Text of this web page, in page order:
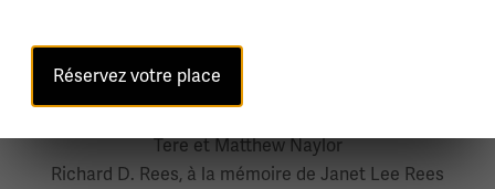
Jean et Tom McDonnell
Tere et Matthew Naylor
Richard D. Rees, à la mémoire de Janet Lee Rees
Réservez votre place